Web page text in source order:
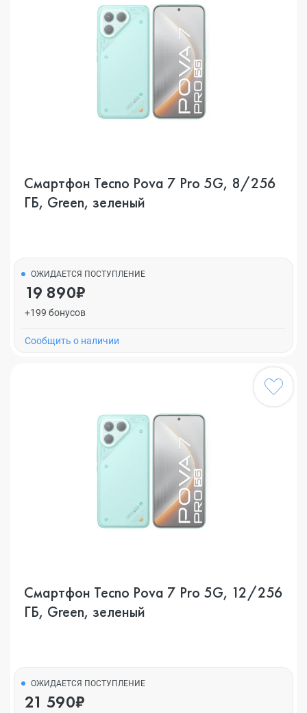
Смартфон Tecno Pova 7 Pro 5G, 8/256
ГБ, Green, зеленый
ОЖИДАЕТСЯ ПОСТУПЛЕНИЕ
19 890₽
+199 бонусов
Cообщить о наличии
Смартфон Tecno Pova 7 Pro 5G, 12/256
ГБ, Green, зеленый
ОЖИДАЕТСЯ ПОСТУПЛЕНИЕ
21 590₽